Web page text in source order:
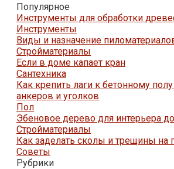
Популярное
Инструменты для обработки
Инструменты
Виды и назначение
Стройматериалы
Если в доме капает кран
Сантехника
Как крепить лаги к бетонному
анкеров и уголков
Пол
Эбеновое дерево для интерьера
Стройматериалы
Как заделать сколы и трещины на
Советы
Рубрики